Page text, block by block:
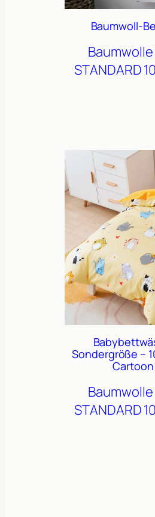
Baumwoll-
Baumwolle
STANDARD
Sondergröße –
Baumwolle
STANDARD